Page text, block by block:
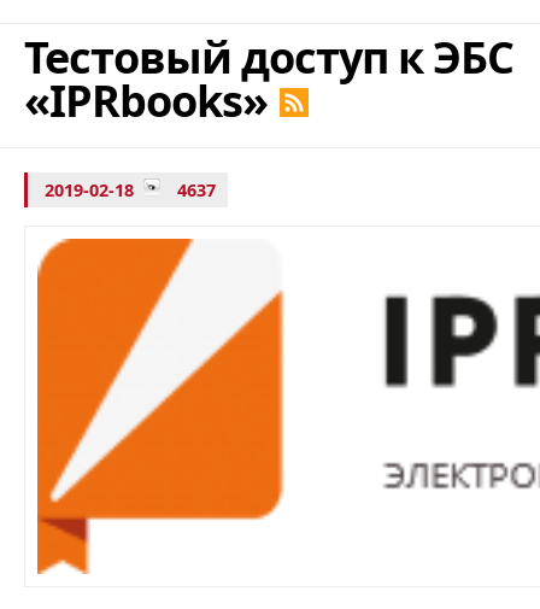
Тестовый доступ к ЭБС
«IPRbooks»
2019-02-18 4637